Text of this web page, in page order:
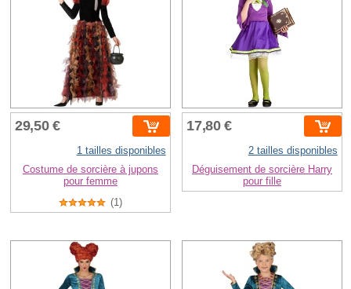
29,50 €
1 tailles disponibles
Costume de sorcière à jupons
pour femme
(1)
17,80 €
2 tailles disponibles
Déguisement de sorcière Harry
pour fille